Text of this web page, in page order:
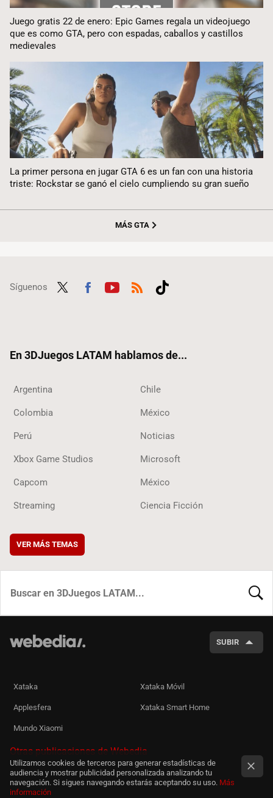
Juego gratis 22 de enero: Epic Games regala un videojuego
que es como GTA, pero con espadas, caballos y castillos
medievales
La primer persona en jugar GTA 6 es un fan con una historia
triste: Rockstar se ganó el cielo cumpliendo su gran sueño
MÁS GTA
Síguenos
En 3DJuegos LATAM hablamos de...
Argentina Chile
Colombia México
Perú Noticias
Xbox Game Studios Microsoft
Capcom México
Streaming Ciencia Ficción
VER MÁS TEMAS
SUBIR
Xataka Xataka Móvil
Applesfera Xataka Smart Home
Mundo Xiaomi
Otras publicaciones de Webedia
Utilizamos cookies de terceros para generar estadísticas de
audiencia y mostrar publicidad personalizada analizando tu
navegación. Si sigues navegando estarás aceptando su uso. Más
información